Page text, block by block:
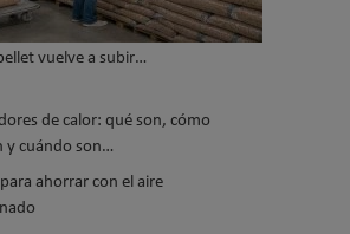
vuelve a subir…
de calor: qué son, cómo
y cuándo son…
ahorrar con el aire